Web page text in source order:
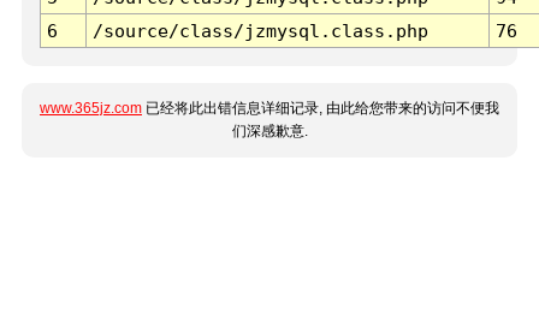
6
/source/class/jzmysql.class.php 76
www.365jz.com 已经将此出错信息详细记录, 由此给您带来的访问不便我
们深感歉意.